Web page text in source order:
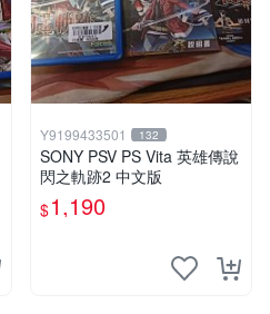
Y9199433501 132
SONY PSV PS Vita 英雄傳說
閃之軌跡2 中文版
$1,190